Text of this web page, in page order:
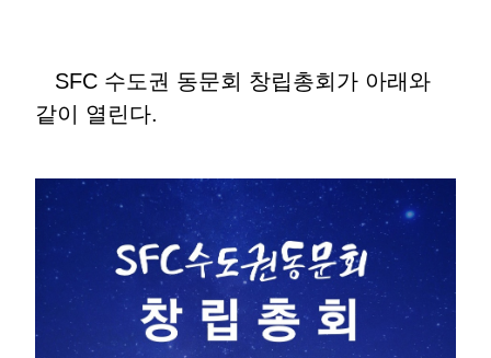
SFC 수도권 동문회 창립총회가 아래와
같이 열린다.